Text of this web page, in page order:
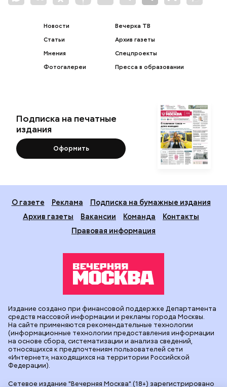
Новости
Статьи
Мнения
Фотогалереи
Вечерка ТВ
Архив газеты
Спецпроекты
Пресса в образовании
Подписка на печатные
издания
Оформить
О газете Реклама
Подписка на бумажные издания
Архив газеты
Вакансии Команда
Контакты
Правовая информация
Сетевое издание "Вечерняя Москва" (18+) зарегистрировано
Издание создано при финансовой поддержке Департамента
средств массовой информации и рекламы города Москвы.
На сайте применяются рекомендательные технологии
(информационные технологии предоставления информации
на основе сбора, систематизации и анализа сведений,
относящихся к предпочтениям пользователей сети
«Интернет», находящихся на территории Российской
Федерации).